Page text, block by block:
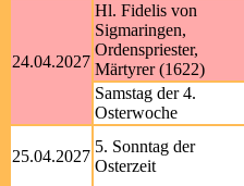
24.04.2027
Hl. Fidelis von
Sigmaringen,
Ordenspriester,
Märtyrer (1622)
Samstag der 4.
Osterwoche
25.04.2027
5. Sonntag der
Osterzeit